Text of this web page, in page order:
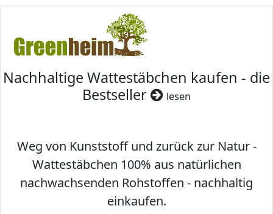
Nachhaltige Wattestäbchen kaufen - die
Bestseller
lesen
Weg von Kunststoff und zurück zur Natur -
Wattestäbchen 100% aus natürlichen
nachwachsenden Rohstoffen - nachhaltig
einkaufen.